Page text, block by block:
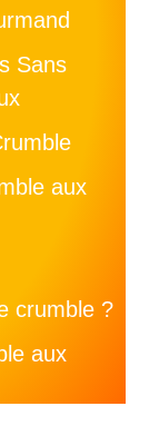
Sans
aux
crumble ?
aux